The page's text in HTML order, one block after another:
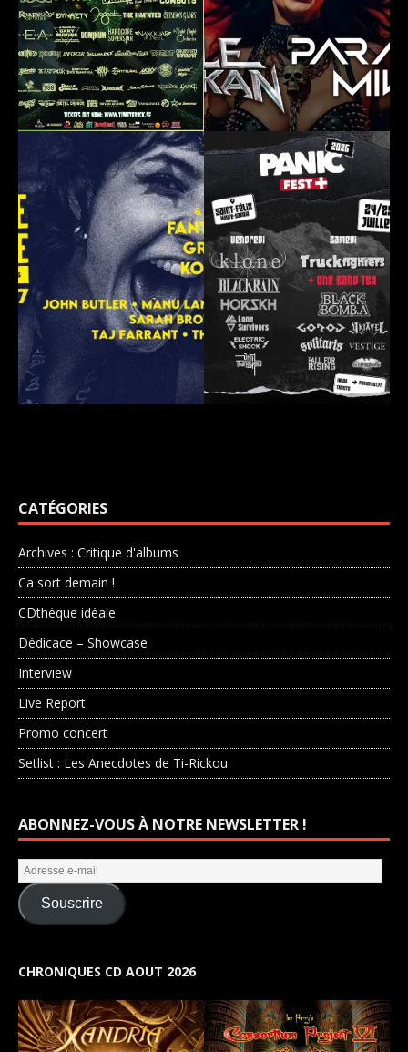
CATÉGORIES
Archives : Critique d'albums
Ca sort demain !
CDthèque idéale
Dédicace – Showcase
Interview
Live Report
Promo concert
Setlist : Les Anecdotes de Ti-Rickou
ABONNEZ-VOUS À NOTRE NEWSLETTER !
Souscrire
CHRONIQUES CD AOUT 2026